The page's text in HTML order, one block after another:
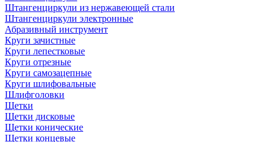
Штангенциркули из нержавеющей стали
Штангенциркули электронные
Абразивный инструмент
Круги зачистные
Круги лепестковые
Круги отрезные
Круги самозацепные
Круги шлифовальные
Шлифголовки
Щетки
Щетки дисковые
Щетки конические
Щетки концевые